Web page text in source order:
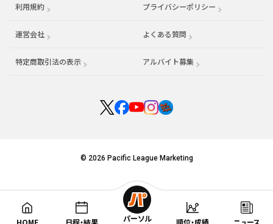
利用規約 プライバシーポリシー
運営会社 （別ウィンドウで開く） よくある質問
特定商取引法の表示 アルバイト募集 （別ウィンドウで開く
© 2026 Pacific League Marketing
HOME 日程・結果
パーソル
順位・成績 ニュース